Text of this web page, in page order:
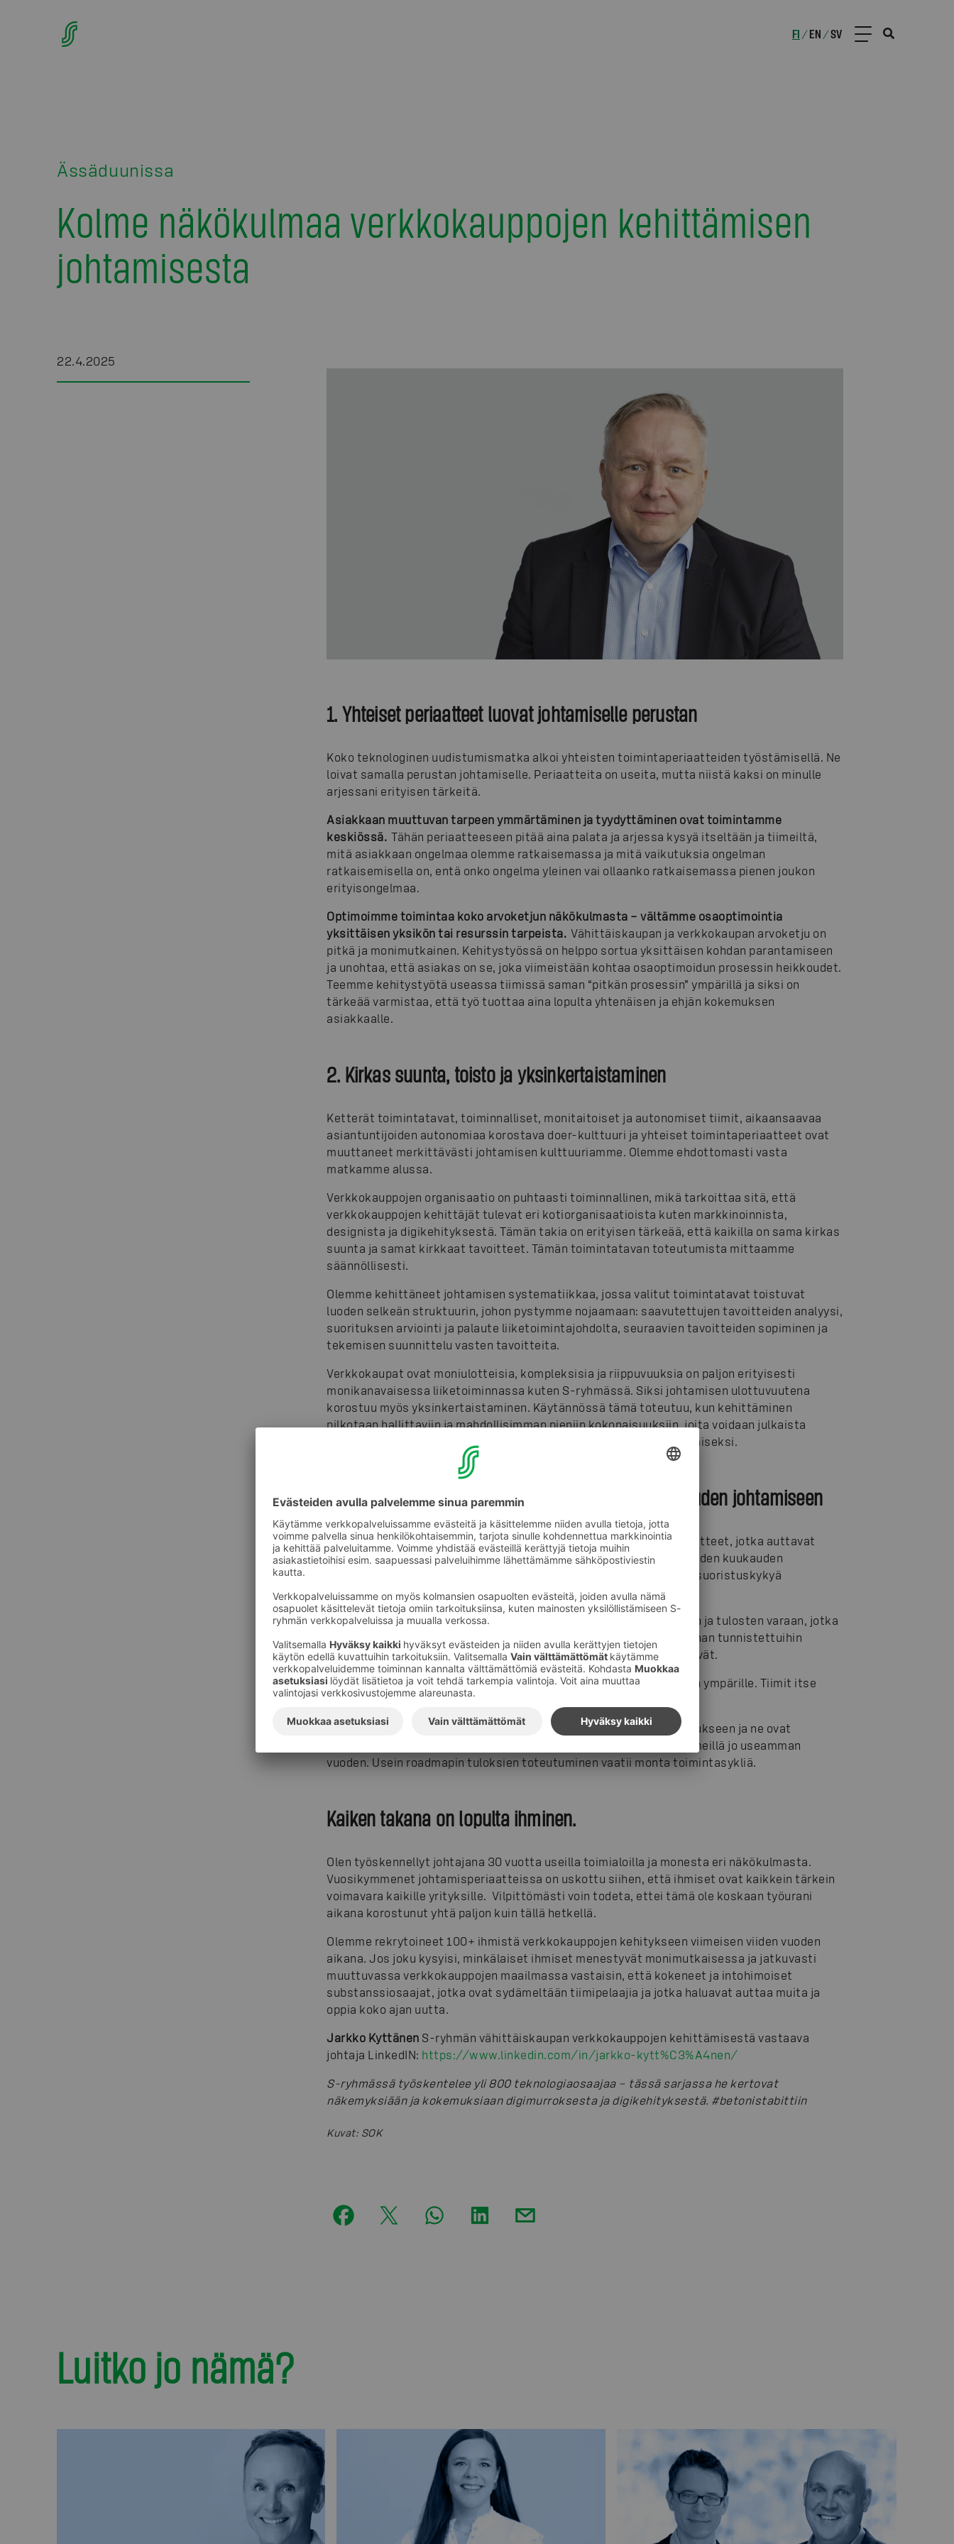
FI /EN /SV
Ässäduunissa
Kolme näkökulmaa verkkokauppojen kehittämisen
johtamisesta
22.4.2025
1. Yhteiset periaatteet luovat johtamiselle perustan
Koko teknologinen uudistumismatka alkoi yhteisten toimintaperiaatteiden työstämisellä. Ne
loivat samalla perustan johtamiselle. Periaatteita on useita, mutta niistä kaksi on minulle
arjessani erityisen tärkeitä.
Asiakkaan muuttuvan tarpeen ymmärtäminen ja tyydyttäminen ovat toimintamme
keskiössä. Tähän periaatteeseen pitää aina palata ja arjessa kysyä itseltään ja tiimeiltä,
mitä asiakkaan ongelmaa olemme ratkaisemassa ja mitä vaikutuksia ongelman
ratkaisemisella on, entä onko ongelma yleinen vai ollaanko ratkaisemassa pienen joukon
erityisongelmaa.
Optimoimme toimintaa koko arvoketjun näkökulmasta – vältämme osaoptimointia
yksittäisen yksikön tai resurssin tarpeista. Vähittäiskaupan ja verkkokaupan arvoketju on
pitkä ja monimutkainen. Kehitystyössä on helppo sortua yksittäisen kohdan parantamiseen
ja unohtaa, että asiakas on se, joka viimeistään kohtaa osaoptimoidun prosessin heikkoudet.
Teemme kehitystyötä useassa tiimissä saman “pitkän prosessin” ympärillä ja siksi on
tärkeää varmistaa, että työ tuottaa aina lopulta yhtenäisen ja ehjän kokemuksen
asiakkaalle.
2. Kirkas suunta, toisto ja yksinkertaistaminen
Ketterät toimintatavat, toiminnalliset, monitaitoiset ja autonomiset tiimit, aikaansaavaa
asiantuntijoiden autonomiaa korostava doer-kulttuuri ja yhteiset toimintaperiaatteet ovat
muuttaneet merkittävästi johtamisen kulttuuriamme. Olemme ehdottomasti vasta
matkamme alussa.
Verkkokauppojen organisaatio on puhtaasti toiminnallinen, mikä tarkoittaa sitä, että
verkkokauppojen kehittäjät tulevat eri kotiorganisaatioista kuten markkinoinnista,
designista ja digikehityksestä. Tämän takia on erityisen tärkeää, että kaikilla on sama kirkas
suunta ja samat kirkkaat tavoitteet. Tämän toimintatavan toteutumista mittaamme
säännöllisesti.
Olemme kehittäneet johtamisen systematiikkaa, jossa valitut toimintatavat toistuvat
luoden selkeän struktuurin, johon pystymme nojaamaan: saavutettujen tavoitteiden analyysi,
suorituksen arviointi ja palaute liiketoimintajohdolta, seuraavien tavoitteiden sopiminen ja
tekemisen suunnittelu vasten tavoitteita.
Verkkokaupat ovat moniulotteisia, kompleksisia ja riippuvuuksia on paljon erityisesti
monikanavaisessa liiketoiminnassa kuten S-ryhmässä. Siksi johtamisen ulottuvuutena
korostuu myös yksinkertaistaminen. Käytännössä tämä toteutuu, kun kehittäminen
pilkotaan hallittaviin ja mahdollisimman pieniin kokonaisuuksiin, joita voidaan julkaista
jatkuvasti nopealla tahdilla tavoitteiden ja asiakaspalautteen saamiseksi.
3. Tekemisen johtamisesta tuloksien ja vaikuttavuuden johtamiseen
Kaikilla verkkokaupoilla on kirkkaat ja mitattavat Pohjantähti-tavoitteet, jotka auttavat
suunnan ja prioriteettien tunnistamisessa. Tekemistä ohjataan kuuden kuukauden
roadmapilla ja kahden kuukauden toimintasykleissä ja päivittäistä suoristuskykyä
seurataan.
Kuuden kuukauden roadmapit rakennetaan mitattavien vaikutusten ja tulosten varaan, jotka
liittyvät joko asiakkaiden ongelmien ratkaisemiseen tai liiketoiminnan tunnistettuihin
mahdollisuuksiin. Pääsääntöisesti nämä kaksi näkökulmaa yhdistyvät.
Roadmapit suunnitellaan siis tavoiteltavien tulosten, ei tekemisten ympärille. Tiimit itse
valitsevat, mihin haasteisiin ja mahdollisuuksiin he tarttuvat.
Toimintasyklit ja tavoitteet linkittyvät kiinteästi roadmapin toteutukseen ja ne ovat
ohjanneet ja konkretisoineet lyhyempää kahden kuukauden sykliä meillä jo useamman
vuoden. Usein roadmapin tuloksien toteutuminen vaatii monta toimintasykliä.
Kaiken takana on lopulta ihminen.
Olen työskennellyt johtajana 30 vuotta useilla toimialoilla ja monesta eri näkökulmasta.
Vuosikymmenet johtamisperiaatteissa on uskottu siihen, että ihmiset ovat kaikkein tärkein
voimavara kaikille yrityksille. Vilpittömästi voin todeta, ettei tämä ole koskaan työurani
aikana korostunut yhtä paljon kuin tällä hetkellä.
Olemme rekrytoineet 100+ ihmistä verkkokauppojen kehitykseen viimeisen viiden vuoden
aikana. Jos joku kysyisi, minkälaiset ihmiset menestyvät monimutkaisessa ja jatkuvasti
muuttuvassa verkkokauppojen maailmassa vastaisin, että kokeneet ja intohimoiset
substanssiosaajat, jotka ovat sydämeltään tiimipelaajia ja jotka haluavat auttaa muita ja
oppia koko ajan uutta.
Jarkko Kyttänen S-ryhmän vähittäiskaupan verkkokauppojen kehittämisestä vastaava
johtaja LinkedIN: https://www.linkedin.com/in/jarkko-kytt%C3%A4nen/
S-ryhmässä työskentelee yli 800 teknologiaosaajaa – tässä sarjassa he kertovat
näkemyksiään ja kokemuksiaan digimurroksesta ja digikehityksestä. #betonistabittiin
Kuvat: SOK
Luitko jo nämä?